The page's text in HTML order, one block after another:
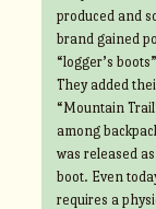
produced and
brand gained
“logger’s
They added
“Mountain
among
was released
boot. Even
requires a